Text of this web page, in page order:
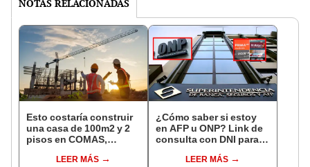
NOTAS RELACIONADAS
Esto costaría construir
una casa de 100m2 y 2
pisos en COMAS,
distritos de LIMA
LEER MÁS
¿Cómo saber si estoy
en AFP u ONP? Link de
consulta con DNI para
pensiones estás
LEER MÁS